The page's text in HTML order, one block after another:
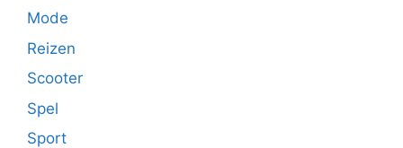
Mode
Reizen
Scooter
Spel
Sport